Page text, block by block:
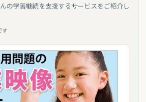
の学習継続を支援するサービスをご紹介し
す